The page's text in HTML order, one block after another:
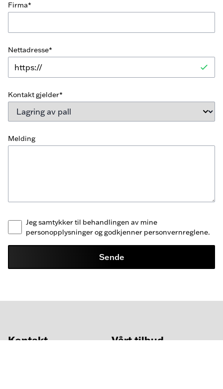
Firma*
Nettadresse*
Kontakt gjelder*
Melding
Jeg samtykker til behandlingen av mine
personopplysninger og godkjenner personvernreglene.
Sende
Kontakt Vårt tilbud